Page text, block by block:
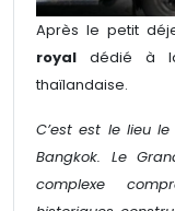
Après le petit
royal dédié à
thaïlandaise.
C’est est le lieu
Bangkok. Le
complexe